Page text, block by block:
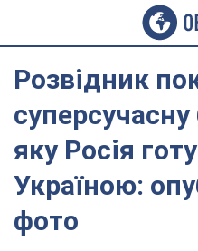
Розвідник
суперсучасну
яку Росія
Україною:
фото